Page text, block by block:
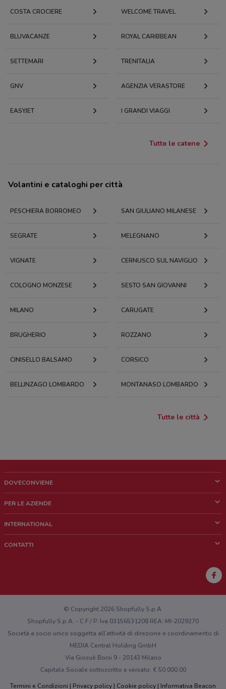
COSTA CROCIERE WELCOME TRAVEL
BLUVACANZE ROYAL CARIBBEAN
SETTEMARI TRENITALIA
GNV AGENZIA VERASTORE
EASYJET I GRANDI VIAGGI
Tutte le catene
Volantini e cataloghi per città
PESCHIERA BORROMEO SAN GIULIANO MILANESE
SEGRATE MELEGNANO
VIGNATE CERNUSCO SUL NAVIGLIO
COLOGNO MONZESE SESTO SAN GIOVANNI
MILANO CARUGATE
BRUGHERIO ROZZANO
CINISELLO BALSAMO CORSICO
BELLINZAGO LOMBARDO MONTANASO LOMBARDO
Tutte le città
DOVECONVIENE
Chi siamo
Lavora con noi
PER LE AZIENDE
Richieste commerciali e marketing
INTERNATIONAL
CONTATTI
Hai un malfunzionamento sul web o sull'app?
© Copyright 2026 Shopfully S.p.A.
Shopfully S.p.A. - C.F / P. Iva 03156531208 REA: MI-2029270
Società a socio unico soggetta all’attività di direzione e coordinamento di
MEDIA Central Holding GmbH
Via Giosuè Borsi 9 - 20143 Milano
Capitale Sociale sottoscritto e versato: € 50.000,00
Termini e Condizioni
Privacy policy Cookie policy Informativa Beacon